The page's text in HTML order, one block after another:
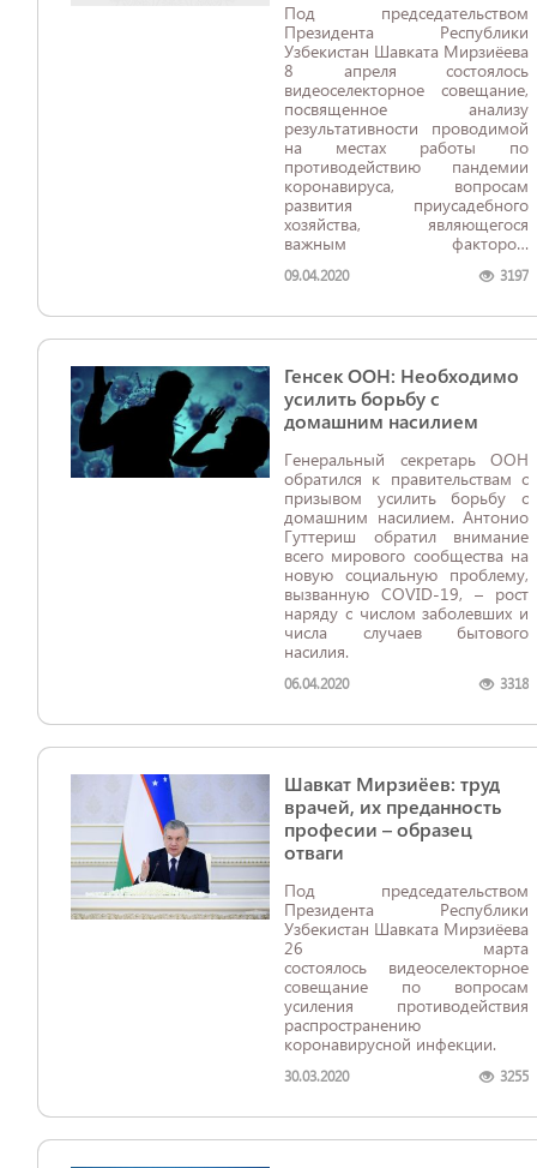
Под председательством
Президента Республики
Узбекистан Шавката Мирзиёева
8 апреля состоялось
видеоселекторное совещание,
посвященное анализу
результативности проводимой
на местах работы по
противодействию пандемии
коронавируса, вопросам
развития приусадебного
хозяйства, являющегося
важным фактором
продовольственной
доходов населения.
09.04.2020 3197
Генсек ООН: Необходимо
усилить борьбу с
домашним насилием
Генеральный секретарь ООН
обратился к правительствам с
призывом усилить борьбу с
домашним насилием. Антонио
Гуттериш обратил внимание
всего мирового сообщества на
новую социальную проблему,
вызванную COVID-19, – рост
наряду с числом заболевших и
числа случаев бытового
насилия.
06.04.2020 3318
Шавкат Мирзиёев: труд
врачей, их преданность
професии – образец
отваги
Под председательством
Президента Республики
Узбекистан Шавката Мирзиёева
26 марта
состоялось видеоселекторное
совещание по вопросам
усиления противодействия
распространению
коронавирусной инфекции.
30.03.2020 3255